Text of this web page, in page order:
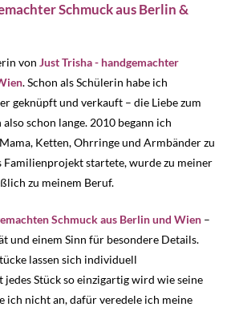
Schmuck aus Berlin &
von Just Trisha - handgemachter
. Schon als Schülerin habe ich
geknüpft und verkauft – die Liebe zum
schon lange. 2010 begann ich
Ketten, Ohrringe und Armbänder zu
Familienprojekt startete, wurde zu meiner
zu meinem Beruf.
Schmuck aus Berlin und Wien –
und einem Sinn für besondere Details.
lassen sich individuell
jedes Stück so einzigartig wird wie seine
ich nicht an, dafür veredele ich meine